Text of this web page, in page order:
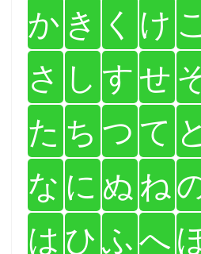
か き く け
さ し すせ
た ち つ て と
な に ぬ ね
は ひふへ